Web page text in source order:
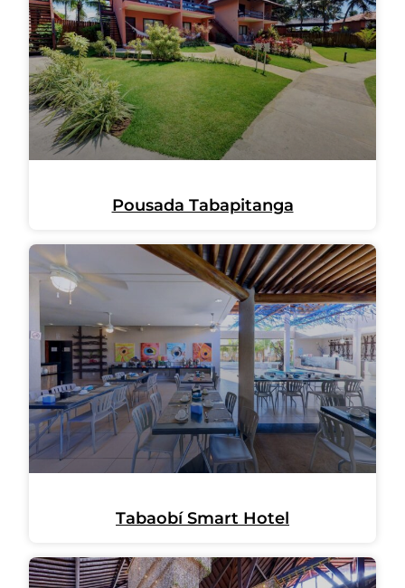
Pousada Tabapitanga
Tabaobí Smart Hotel